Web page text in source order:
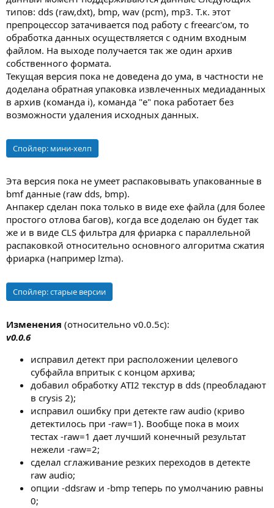
а
н
и
я
типов: dds (raw,dxt), bmp, wav (pcm), mp3. Т.к. этот
препроцессор затачивается под работу с freearc'ом, то
обработка данных осуществляется с одним входным
файлом. На выходе получается так же один архив
собственного формата.
Текущая версия пока не доведена до ума, в частности не
доделана обратная упаковка извлеченных медиаданных
в архив (команда i), команда "e" пока работает без
возможности удаления исходных данных.
Спойлер: мини-хелп
Эта версия пока не умеет распаковывать упакованные в
bmf данные (raw dds, bmp).
Анпакер сделан пока только в виде ехе файла (для более
простого отлова багов), когда все доделаю он будет так
же и в виде CLS фильтра для фриарка с параллельной
распаковкой относительно основного алгоритма сжатия
фриарка (например lzma).
Спойлер:старые версии
Изменения (относительно v0.0.5c):
v0.0.6
исправил детект при расположении целевого
субфайла впритык с концом архива;
добавил обработку ATI2 текстур в dds (преобладают
в crysis 2);
исправил ошибку при детекте raw audio (криво
детектилось при -raw=1). Вообще пока в моих
тестах -raw=1 дает лучший конечный результат
нежели -raw=2;
сделал сглаживание резких переходов в детекте
raw audio;
опции -ddsraw и -bmp теперь по умолчанию равны
0;